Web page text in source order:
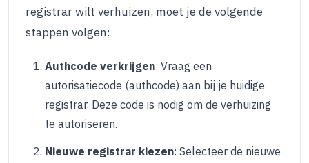
registrar wilt verhuizen, moet je de volgende
stappen volgen:
Authcode verkrijgen: Vraag een
autorisatiecode (authcode) aan bij je huidige
registrar. Deze code is nodig om de verhuizing
te autoriseren.
Nieuwe registrar kiezen: Selecteer de nieuwe